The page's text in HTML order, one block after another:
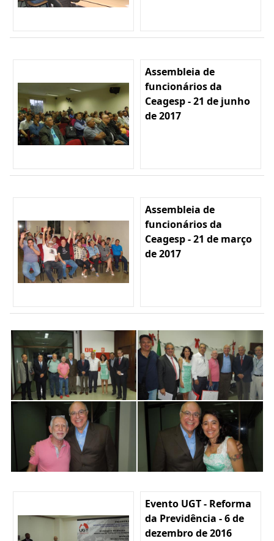
Assembleia de
funcionários da
Ceagesp - 21 de junho
de 2017
Assembleia de
funcionários da
Ceagesp - 21 de março
de 2017
Evento UGT - Reforma
da Previdência - 6 de
dezembro de 2016